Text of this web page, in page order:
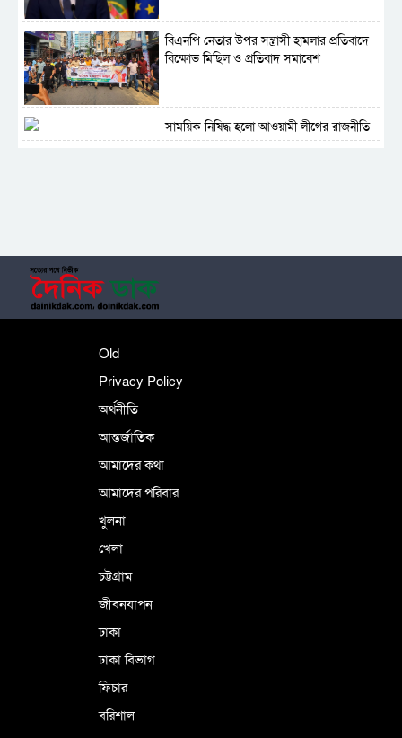
বিএনপি নেতার উপর সন্ত্রাসী হামলার প্রতিবাদে
বিক্ষোভ মিছিল ও প্রতিবাদ সমাবেশ
সাময়িক নিষিদ্ধ হলো আওয়ামী লীগের রাজনীতি
Old
Privacy Policy
অর্থনীতি
আন্তর্জাতিক
আমাদের কথা
আমাদের পরিবার
খুলনা
খেলা
চট্টগ্রাম
জীবনযাপন
ঢাকা
ঢাকা বিভাগ
ফিচার
বরিশাল